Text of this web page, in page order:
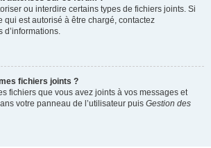
ou interdire certains types de fichiers joints. Si
qui est autorisé à être chargé, contactez
d’informations.
fichiers joints ?
fichiers que vous avez joints à vos messages et
votre panneau de l’utilisateur puis Gestion des